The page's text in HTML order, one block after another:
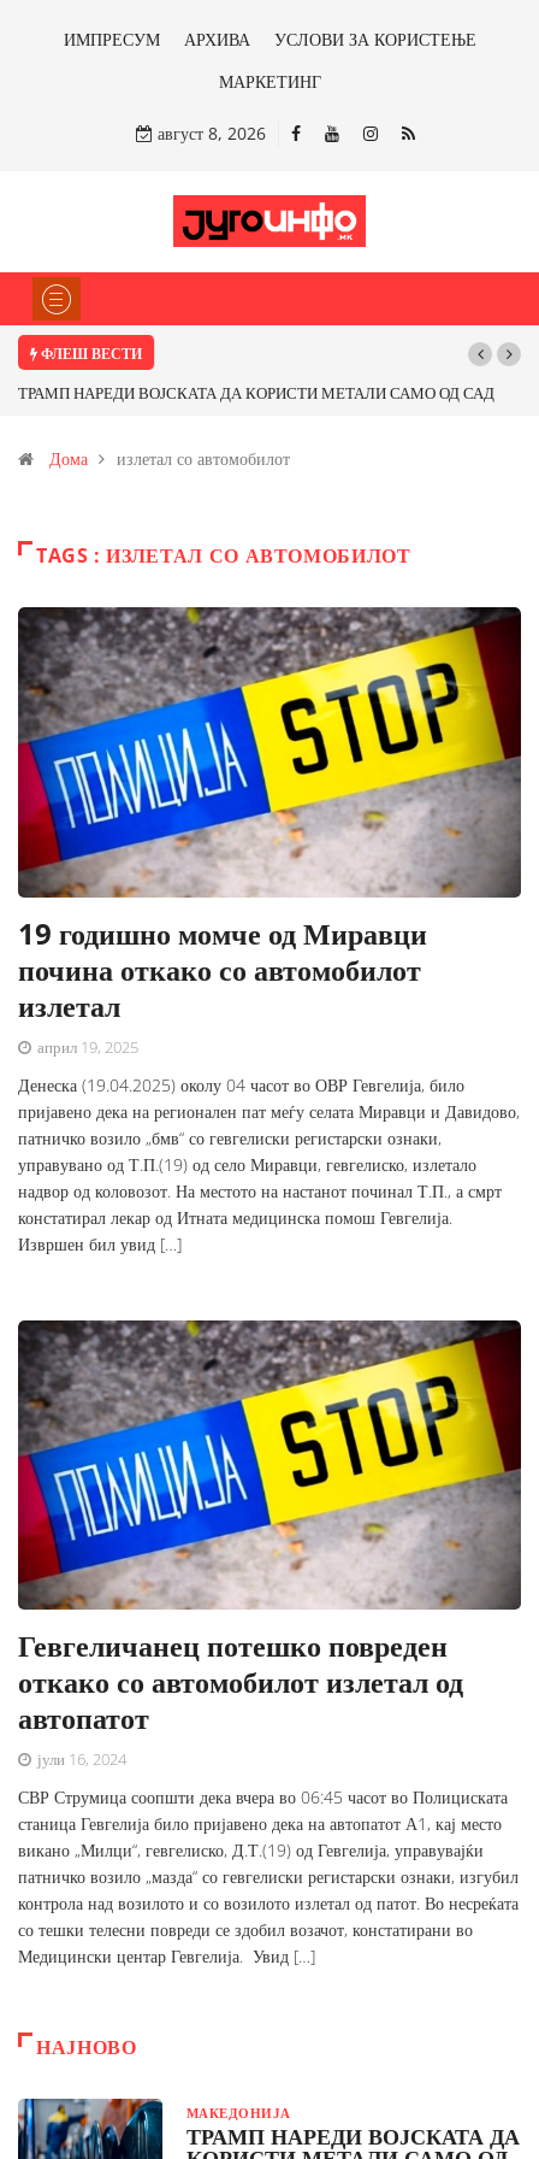
ИМПРЕСУМ АРХИВА
УСЛОВИ ЗА КОРИСТЕЊЕ
МАРКЕТИНГ
август 8, 2026
ФЛЕШ ВЕСТИ
НАРЕДИ ВОЈСКАТА ДА КОРИСТИ МЕТАЛИ САМО ОД САД
и со антимонот?
Почнува
Дома излетал со автомобилот
TAGS : ИЗЛЕТАЛ СО АВТОМОБИЛОТ
19 годишно момче од Миравци
почина откако со автомобилот
излетал
април 19, 2025
Денеска (19.04.2025) околу 04 часот во ОВР Гевгелија, било
пријавено дека на регионален пат меѓу селата Миравци и Давидово,
патничко возило „бмв“ со гевгелиски регистарски ознаки,
управувано од Т.П.(19) од село Миравци, гевгелиско, излетало
надвор од коловозот. На местото на настанот починал Т.П., а смрт
констатирал лекар од Итната медицинска помош Гевгелија.
Извршен бил увид […]
Гевгеличанец потешко повреден
откако со автомобилот излетал од
автопатот
јули 16, 2024
СВР Струмица соопшти дека вчера во 06:45 часот во Полициската
станица Гевгелија било пријавено дека на автопатот А1, кај место
викано „Милци“, гевгелиско, Д.Т.(19) од Гевгелија, управувајќи
патничко возило „мазда“ со гевгелиски регистарски ознаки, изгубил
контрола над возилото и со возилото излетал од патот. Во несреќата
со тешки телесни повреди се здобил возачот, констатирани во
Медицински центар Гевгелија. Увид […]
НАЈНОВО
МАКЕДОНИЈА
ТРАМП НАРЕДИ ВОЈСКАТА ДА